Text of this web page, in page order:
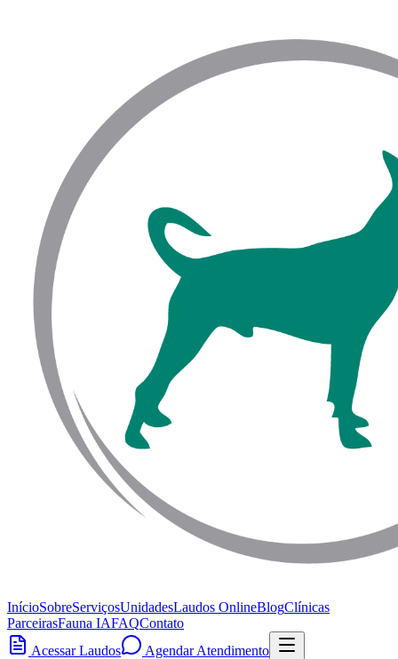
InícioSobreServiçosUnidadesLaudos OnlineBlogClínicas
ParceirasFauna IAFAQContato
Acessar Laudos
Agendar Atendimento